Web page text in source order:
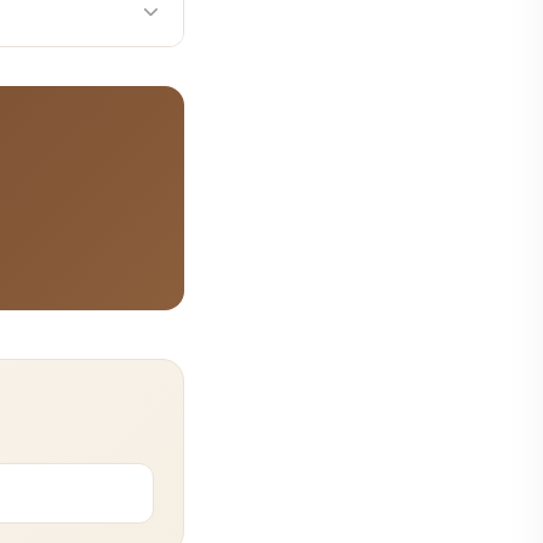
내되며 041-415-